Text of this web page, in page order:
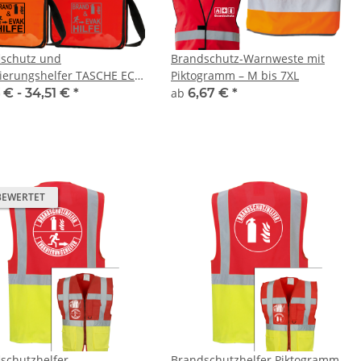
und
TASCHE ECO
Piktogram
€ - 34,51 € *
Brandschutz-Warnweste mit
Piktogramm – M bis 7XL
ab 6,67 € *
2 in1
/
Lieber einen Heben, statt sich
fest zu Kleben Warnweste JGA,